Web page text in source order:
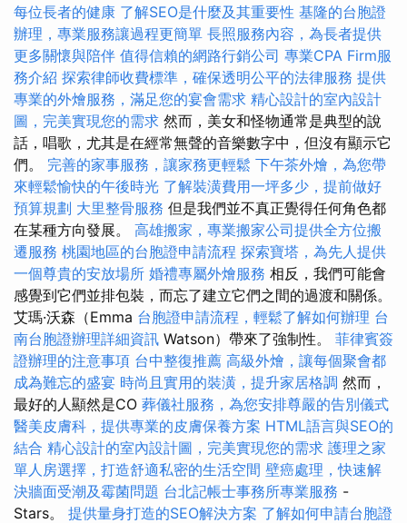
每位長者的健康 了解SEO是什麼及其重要性 基隆的台胞證
辦理，專業服務讓過程更簡單 長照服務內容，為長者提供
更多關懷與陪伴 值得信賴的網路行銷公司 專業CPA Firm服
務介紹 探索律師收費標準，確保透明公平的法律服務 提供
專業的外燴服務，滿足您的宴會需求 精心設計的室內設計
圖，完美實現您的需求 然而，美女和怪物通常是典型的說
話，唱歌，尤其是在經常無聲的音樂數字中，但沒有顯示它
們。 完善的家事服務，讓家務更輕鬆 下午茶外燴，為您帶
來輕鬆愉快的午後時光 了解裝潢費用一坪多少，提前做好
預算規劃 大里整骨服務 但是我們並不真正覺得任何角色都
在某種方向發展。 高雄搬家，專業搬家公司提供全方位搬
遷服務 桃園地區的台胞證申請流程 探索寶塔，為先人提供
一個尊貴的安放場所 婚禮專屬外燴服務 相反，我們可能會
感覺到它們並排包裝，而忘了建立它們之間的過渡和關係。
艾瑪·沃森（Emma 台胞證申請流程，輕鬆了解如何辦理 台
南台胞證辦理詳細資訊 Watson）帶來了強制性。 菲律賓簽
證辦理的注意事項 台中整復推薦 高級外燴，讓每個聚會都
成為難忘的盛宴 時尚且實用的裝潢，提升家居格調 然而，
最好的人顯然是CO 葬儀社服務，為您安排尊嚴的告別儀式
醫美皮膚科，提供專業的皮膚保養方案 HTML語言與SEO的
結合 精心設計的室內設計圖，完美實現您的需求 護理之家
單人房選擇，打造舒適私密的生活空間 壁癌處理，快速解
決牆面受潮及霉菌問題 台北記帳士事務所專業服務 -
Stars。 提供量身打造的SEO解決方案 了解如何申請台胞證